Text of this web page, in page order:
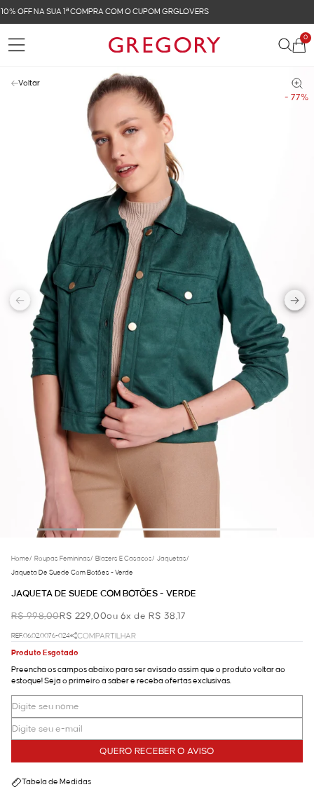
FRETE GRÁTIS NAS COMPRAS ACIMA DE R$ 899
0
- 77%
Voltar
Home/ Roupas Femininas/ Blazers E Casacos/ Jaquetas/
Jaqueta De Suede Com Botões - Verde
JAQUETA DE SUEDE COM BOTÕES - VERDE
R$ 998,00R$ 229,00ou 6x de R$ 38,17
REF.06.02.0076-024
COMPARTILHAR
Produto Esgotado
Preencha os campos abaixo para ser avisado assim que o produto voltar ao
estoque! Seja o primeiro a saber e receba ofertas exclusivas.
QUERO RECEBER O AVISO
Tabela de Medidas